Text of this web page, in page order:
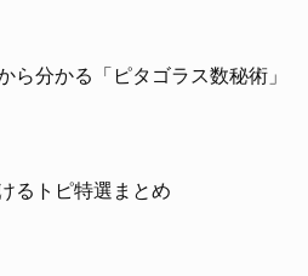
ら分かる「ピタゴラス数秘術」
るトピ特選まとめ